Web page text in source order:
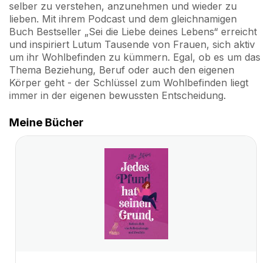
selber zu verstehen, anzunehmen und wieder zu
lieben. Mit ihrem Podcast und dem gleichnamigen
Buch Bestseller „Sei die Liebe deines Lebens“ erreicht
und inspiriert Lutum Tausende von Frauen, sich aktiv
um ihr Wohlbefinden zu kümmern. Egal, ob es um das
Thema Beziehung, Beruf oder auch den eigenen
Körper geht - der Schlüssel zum Wohlbefinden liegt
immer in der eigenen bewussten Entscheidung.
Meine Bücher